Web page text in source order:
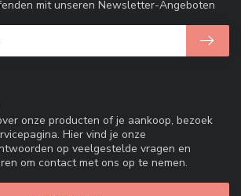
onze producten of je aankoop, bezoek
Hier vind je onze
op veelgestelde vragen en
om contact met ons op te nemen.
mit unseren Newsletter-Angeboten